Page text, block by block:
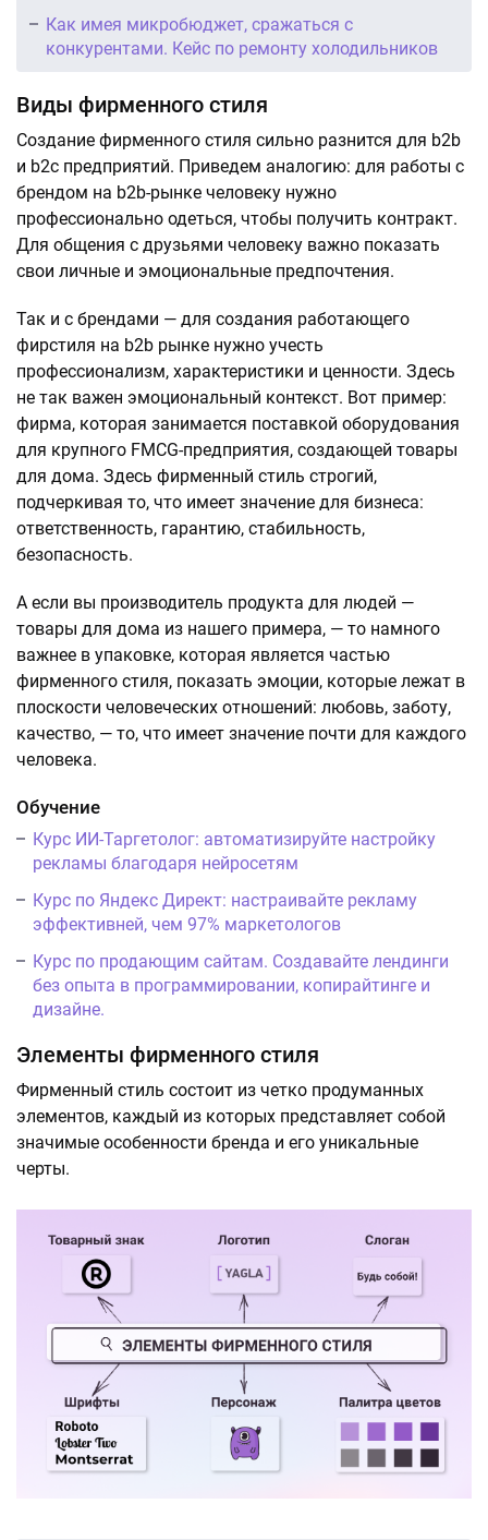
Как имея микробюджет, сражаться с
конкурентами. Кейс по ремонту холодильников
Виды фирменного стиля
Создание фирменного стиля сильно разнится для b2b
и b2c предприятий. Приведем аналогию: для работы с
брендом на b2b-рынке человеку нужно
профессионально одеться, чтобы получить контракт.
Для общения с друзьями человеку важно показать
свои личные и эмоциональные предпочтения.
Так и с брендами — для создания работающего
фирстиля на b2b рынке нужно учесть
профессионализм, характеристики и ценности. Здесь
не так важен эмоциональный контекст. Вот пример:
фирма, которая занимается поставкой оборудования
для крупного FMCG-предприятия, создающей товары
для дома. Здесь фирменный стиль строгий,
подчеркивая то, что имеет значение для бизнеса:
ответственность, гарантию, стабильность,
безопасность.
А если вы производитель продукта для людей —
товары для дома из нашего примера, — то намного
важнее в упаковке, которая является частью
фирменного стиля, показать эмоции, которые лежат в
плоскости человеческих отношений: любовь, заботу,
качество, — то, что имеет значение почти для каждого
человека.
Обучение
Курс ИИ-Таргетолог: автоматизируйте настройку
рекламы благодаря нейросетям
Курс по Яндекс Директ: настраивайте рекламу
эффективней, чем 97% маркетологов
Курс по продающим сайтам. Создавайте лендинги
без опыта в программировании, копирайтинге и
дизайне.
Элементы фирменного стиля
Фирменный стиль состоит из четко продуманных
элементов, каждый из которых представляет собой
значимые особенности бренда и его уникальные
черты.